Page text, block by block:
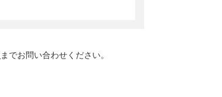
までお問い合わせください。